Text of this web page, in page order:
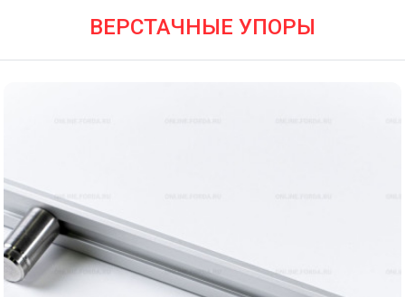
ВЕРСТАЧНЫЕ УПОРЫ